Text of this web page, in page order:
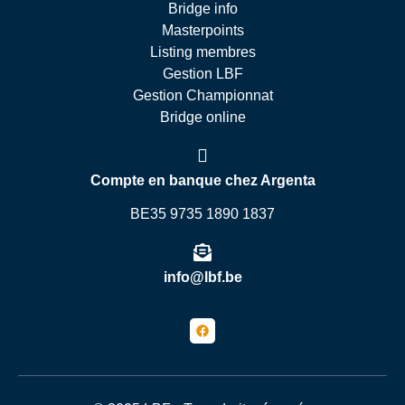
Bridge info
Masterpoints
Listing membres
Gestion LBF
Gestion Championnat
Bridge online
Compte en banque chez Argenta
BE35 9735 1890 1837
info@lbf.be